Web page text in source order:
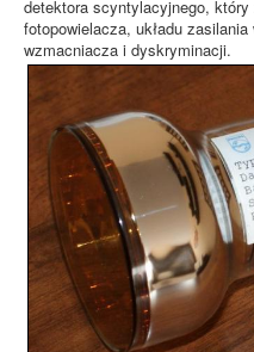
detektora scyntylacyjnego,
fotopowielacza, układu
wzmacniacza i dyskryminacji.